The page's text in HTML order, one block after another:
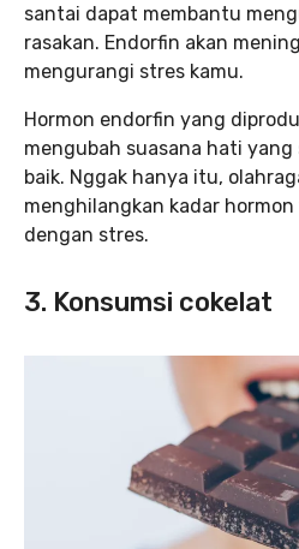
santai dapat membantu
rasakan. Endorfin akan
mengurangi stres kamu.
Hormon endorfin yang
mengubah suasana hati
baik. Nggak hanya itu,
menghilangkan kadar
dengan stres.
3. Konsumsi cokelat